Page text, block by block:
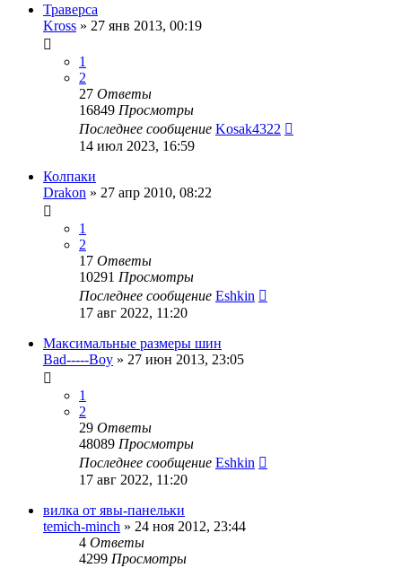
Траверса
Kross » 27 янв 2013, 00:19
1
2
27 Ответы
16849 Просмотры
Последнее сообщение Kosak4322
14 июл 2023, 16:59
Колпаки
Drakon » 27 апр 2010, 08:22
1
2
17 Ответы
10291 Просмотры
Последнее сообщение Eshkin
17 авг 2022, 11:20
Максимальные размеры шин
Bad-----Boy » 27 июн 2013, 23:05
1
2
29 Ответы
48089 Просмотры
Последнее сообщение Eshkin
17 авг 2022, 11:20
вилка от явы-панельки
temich-minch » 24 ноя 2012, 23:44
4 Ответы
4299 Просмотры